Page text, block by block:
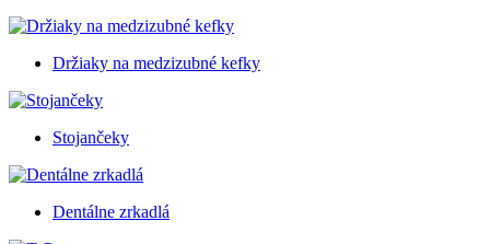
Držiaky na medzizubné kefky
Stojančeky
Dentálne zrkadlá